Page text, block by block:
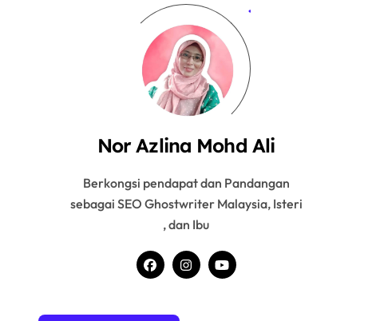
Nor Azlina Mohd Ali
Berkongsi pendapat dan Pandangan
sebagai SEO Ghostwriter Malaysia, Isteri
, dan Ibu